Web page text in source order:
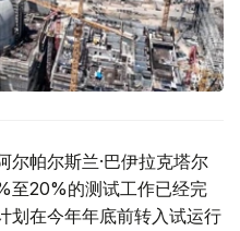
尔帕尔斯兰·巴伊拉克塔尔
至20%的测试工作已经完
划在今年年底前转入试运行